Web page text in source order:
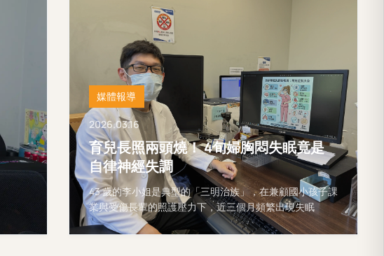
媒體報導
2026.03.16
育兒長照兩頭燒！ 4旬婦胸悶失眠竟是
自律神經失調
43 歲的李小姐是典型的「三明治族」，在兼顧國小孩子課
業與受傷長輩的照護壓力下，近三個月頻繁出現失眠